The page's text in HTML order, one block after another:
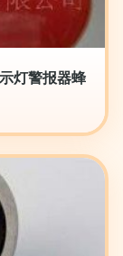
灯警报器蜂